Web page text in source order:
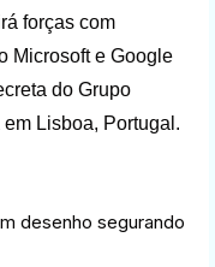
forças com
Microsoft e Google
do Grupo
Lisboa, Portugal.
segurando